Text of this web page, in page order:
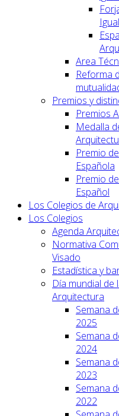
Area
Reforma
Premios y
Premios
Medalla
Premio
Española
Premio
Español
Los Colegios de
Los Colegios
Agenda
Normativa
Visado
Estadística y
Día mundial de
Arquitectura
Semana
2025
Semana
2024
Semana
2023
Semana
2022